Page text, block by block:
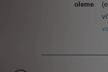
oleme